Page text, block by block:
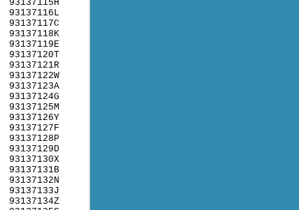
93137115H
93137116L
93137117C
93137118K
93137119E
93137120T
93137121R
93137122W
93137123A
93137124G
93137125M
93137126Y
93137127F
93137128P
93137129D
93137130X
93137131B
93137132N
93137133J
93137134Z